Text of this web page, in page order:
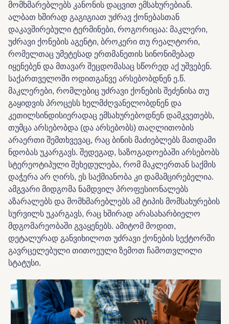
მომხმარებლებს კანონის დაცვით ემსახურებიან.
ალბათ ხშირად გაგიგიათ უძრავ ქონებასთან
დაკავშირებული ტერმინები, როგორიცაა: მაკლერი,
უძრავი ქონების აგენტი, ბროკერი თუ რეალტორი,
რომელთაც უმეტესად ერთმანეთის სინონიმებად
იყენებენ და მთავარ შეცდომასაც სწორედ აქ უშვებენ.
საქართველოში ოდითგანვე არსებობდნენ ე.წ.
მაკლერები, რომლებიც უძრავი ქონების შეძენისა თუ
გაყიდვის პროცესს ხელმძღვანელობდნენ და
კეთილსინდისიერადაც ემსახურებოდნენ დამკვეთებს,
თუმცა არსებობდა (და არსებობს) თაღლითობის
არაერთი შემთხვევაც, რაც ბინის მაძიებლებს მათდამი
ნდობას უკარგავს. შედეგად, საზოგადოებაში არსებობს
სტერეოტიპული შეხედულება, რომ მაკლერთან საქმის
დაჭერა არ ღირს, ეს საქმიანობა კი დამამცირებელია.
ამგვარი მიდგომა ნამდვილ პროფესიონალებს
აზარალებს და მომხმარებლებს ამ ტიპის მომსახურების
სურვილს უკარგავს, რაც ხშირად არასახარბიელო
მდგომარეობაში გვაყენებს. ამიტომ მოდით,
დეტალურად განვიხილოთ უძრავი ქონების სექტორში
გავრცელებული თითოეული ზემოთ ჩამოთვლილი
სტატუსი.